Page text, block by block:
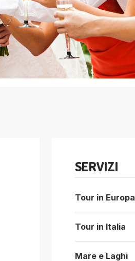
SERVIZI
Tour in Europa
Tour in Italia
Mare e Laghi